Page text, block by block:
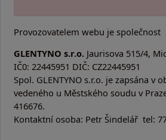
Provozovatelem webu je společnost
GLENTYNO s.r.o. Jaurisova 515/4,
IČ0: 22445951 DIČ: CZ22445951
Spol. GLENTYNO s.r.o. je zapsána v
vedeného u Městského soudu v
416676.
Kontaktní osoba: Petr Šindelář tel: